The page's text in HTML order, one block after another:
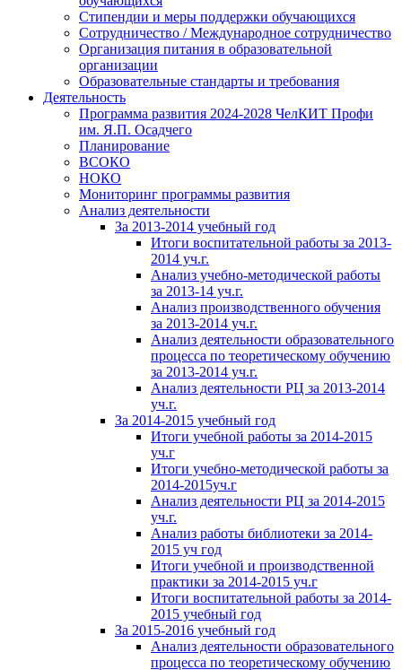
Стипендии и меры поддержки обучающихся
Сотрудничество / Международное сотрудничество
Организация питания в образовательной
организации
Образовательные стандарты и требования
Деятельность
Программа развития 2024-2028 ЧелКИТ Профи
им. Я.П. Осадчего
Планирование
ВСОКО
НОКО
Мониторинг программы развития
Анализ деятельности
За 2013-2014 учебный год
Итоги воспитательной работы за 2013-
2014 уч.г.
Анализ учебно-методической работы
за 2013-14 уч.г.
Анализ производственного обучения
за 2013-2014 уч.г.
Анализ деятельности образовательного
процесса по теоретическому обучению
за 2013-2014 уч.г.
Анализ деятельности РЦ за 2013-2014
уч.г.
За 2014-2015 учебный год
Итоги учебной работы за 2014-2015
уч.г
Итоги учебно-методической работы за
2014-2015уч.г
Анализ деятельности РЦ за 2014-2015
уч.г.
Анализ работы библиотеки за 2014-
2015 уч год
Итоги учебной и производственной
практики за 2014-2015 уч.г
Итоги воспитательной работы за 2014-
2015 учебный год
За 2015-2016 учебный год
Анализ деятельности образовательного
процесса по теоретическому обучению